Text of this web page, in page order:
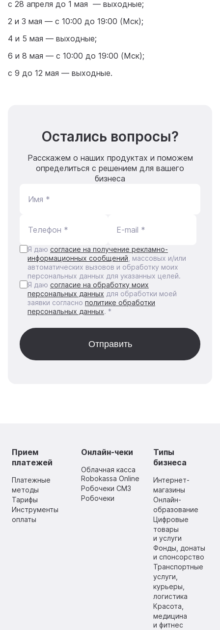
с 28 апреля до 1 мая — выходные;
2 и 3 мая — с 10:00 до 19:00 (Мск);
4 и 5 мая — выходные;
6 и 8 мая — с 10:00 до 19:00 (Мск);
с 9 до 12 мая — выходные.
Остались вопросы?
Расскажем о наших продуктах и поможем
определиться с решением для вашего
бизнеса
Имя *
Телефон * E-mail *
Я даю согласие на получение рекламно-
информационных сообщений , массовых и/или
автоматических вызовов и обработку моих
персональных данных для указанных целей.
Я даю согласие на обработку моих
персональных данных для обработки моей
заявки согласно политике обработки
персональных данных. *
Прием
платежей
Платежные
методы
Тарифы
Инструменты
оплаты
Онлайн-чеки
Облачная касса
Robokassa Online
Робочеки СМЗ
Робочеки
Типы
бизнеса
Интернет-
магазины
Онлайн-
образование
Цифровые
товары
и услуги
Фонды, донаты
и спонсорство
Транспортные
услуги,
курьеры,
логистика
Красота,
медицина
и фитнес